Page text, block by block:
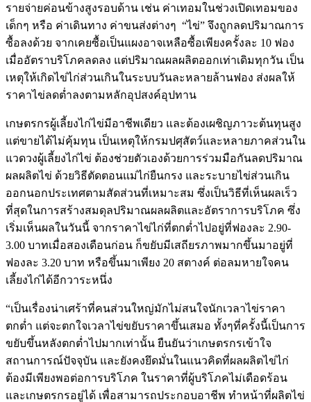
รายจ่ายค่อนข้างสูงรอบด้าน เช่น ค่าเทอมในช่วงเปิดเทอมของ
เด็กๆ หรือ ค่าเดินทาง ค่าขนส่งต่างๆ “ไข่” จึงถูกลดปริมาณการ
ซื้อลงด้วย จากเคยซื้อเป็นแผงอาจเหลือซื้อเพียงครั้งละ 10 ฟอง
เมื่ออัตราบริโภคลดลง แต่ปริมาณผลผลิตออกเท่าเดิมทุกวัน เป็น
เหตุให้เกิดไข่ไก่ส่วนเกินในระบบวันละหลายล้านฟอง ส่งผลให้
ราคาไข่ลดต่ำลงตามหลักอุปสงค์อุปทาน
เกษตรกรผู้เลี้ยงไก่ไข่มีอาชีพเดียว และต้องเผชิญภาวะต้นทุนสูง
แต่ขายได้ไม่คุ้มทุน เป็นเหตุให้กรมปศุสัตว์และหลายภาคส่วนใน
แวดวงผู้เลี้ยงไก่ไข่ ต้องช่วยตัวเองด้วยการร่วมมือกันลดปริมาณ
ผลผลิตไข่ ด้วยวิธีตัดตอนแม่ไก่ยืนกรง และระบายไข่ส่วนเกิน
ออกนอกประเทศตามสัดส่วนที่เหมาะสม ซึ่งเป็นวิธีที่เห็นผลเร็ว
ที่สุดในการสร้างสมดุลปริมาณผลผลิตและอัตราการบริโภค ซึ่ง
เริ่มเห็นผลในวันนี้ จากราคาไข่ไก่ที่ตกต่ำไปอยู่ที่ฟองละ 2.90-
3.00 บาทเมื่อสองเดือนก่อน ก็ขยับมีเสถียรภาพมากขึ้นมาอยู่ที่
ฟองละ 3.20 บาท หรือขึ้นมาเพียง 20 สตางค์ ต่อลมหายใจคน
เลี้ยงไก่ได้อีกวาระหนึ่ง
“เป็นเรื่องน่าเศร้าที่คนส่วนใหญ่มักไม่สนใจนักเวลาไข่ราคา
ตกต่ำ แต่จะตกใจเวลาไข่ขยับราคาขึ้นเสมอ ทั้งๆที่ครั้งนี้เป็นการ
ขยับขึ้นหลังตกต่ำไปมากเท่านั้น ยืนยันว่าเกษตรกรเข้าใจ
สถานการณ์ปัจจุบัน และยังคงยึดมั่นในแนวคิดที่ผลผลิตไข่ไก่
ต้องมีเพียงพอต่อการบริโภค ในราคาที่ผู้บริโภคไม่เดือดร้อน
และเกษตรกรอยู่ได้ เพื่อสามารถประกอบอาชีพ ทำหน้าที่ผลิตไข่